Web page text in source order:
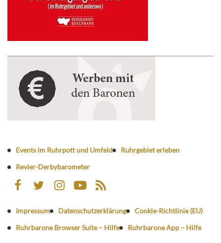
Events im Ruhrpott und Umfeld
Ruhrgebiet erleben
Revier-Derbybarometer
Impressum Datenschutzerklärung
Cookie-Richtlinie (EU)
Ruhrbarone Browser Suite – Hilfe
Ruhrbarone App – Hilfe